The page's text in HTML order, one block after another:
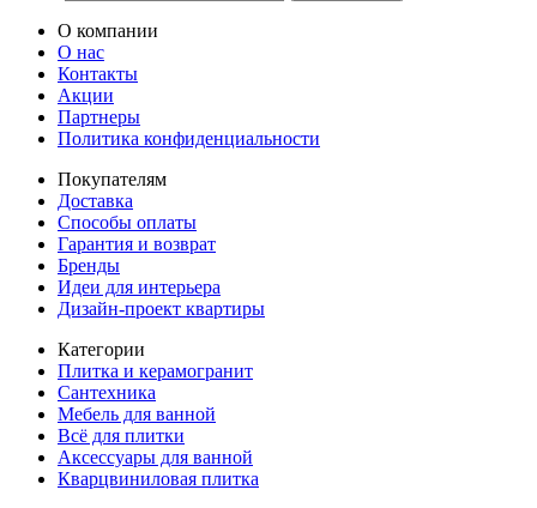
О компании
О нас
Контакты
Акции
Партнеры
Политика конфиденциальности
Покупателям
Доставка
Способы оплаты
Гарантия и возврат
Бренды
Идеи для интерьера
Дизайн-проект квартиры
Категории
Плитка и керамогранит
Сантехника
Мебель для ванной
Всё для плитки
Аксессуары для ванной
Кварцвиниловая плитка